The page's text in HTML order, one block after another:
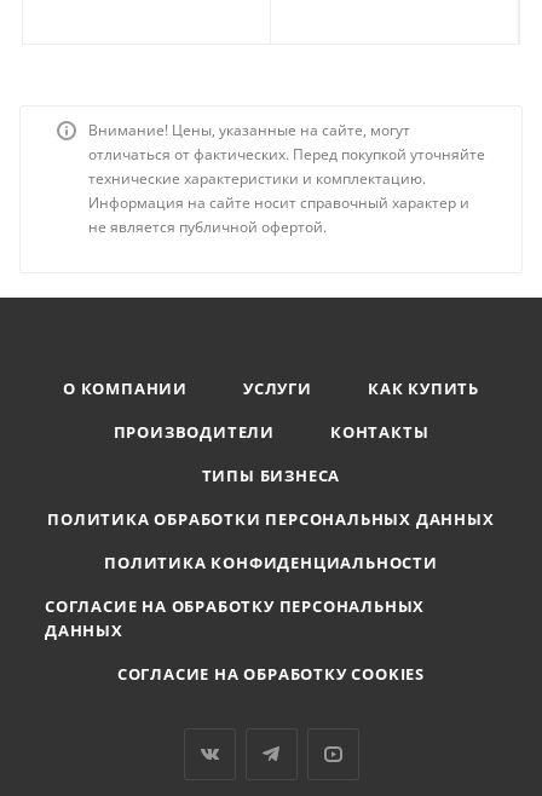
Внимание! Цены, указанные на сайте, могут
отличаться от фактических. Перед покупкой уточняйте
технические характеристики и комплектацию.
Информация на сайте носит справочный характер и
не является публичной офертой.
О КОМПАНИИ УСЛУГИ
КАК КУПИТЬ
ПРОИЗВОДИТЕЛИ
КОНТАКТЫ
ТИПЫ БИЗНЕСА
ПОЛИТИКА ОБРАБОТКИ ПЕРСОНАЛЬНЫХ ДАННЫХ
ПОЛИТИКА КОНФИДЕНЦИАЛЬНОСТИ
СОГЛАСИЕ НА ОБРАБОТКУ ПЕРСОНАЛЬНЫХ
ДАННЫХ
СОГЛАСИЕ НА ОБРАБОТКУ COOKIES